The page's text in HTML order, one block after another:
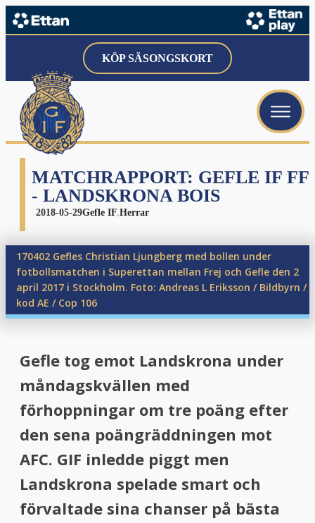
KÖP SÄSONGSKORT
MATCHRAPPORT: GEFLE IF FF
- LANDSKRONA BOIS
2018-05-29Gefle IF,Herrar
170402 Gefles Christian Ljungberg med bollen under
fotbollsmatchen i Superettan mellan Frej och Gefle den 2
april 2017 i Stockholm. Foto: Andreas L Eriksson / Bildbyrn /
kod AE / Cop 106
Gefle tog emot Landskrona under
måndagskvällen med
förhoppningar om tre poäng efter
den sena poängräddningen mot
AFC. GIF inledde piggt men
Landskrona spelade smart och
förvaltade sina chanser på bästa